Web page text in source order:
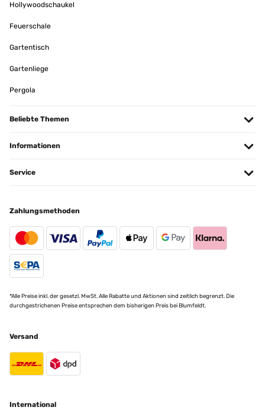
Hollywoodschaukel
Feuerschale
Gartentisch
Gartenliege
Pergola
Beliebte Themen
Informationen
Service
Zahlungsmethoden
*Alle Preise inkl. der gesetzl. MwSt. Alle Rabatte und Aktionen sind zeitlich begrenzt. Die
durchgestrichenen Preise entsprechen dem bisherigen Preis bei Blumfeldt.
Versand
International